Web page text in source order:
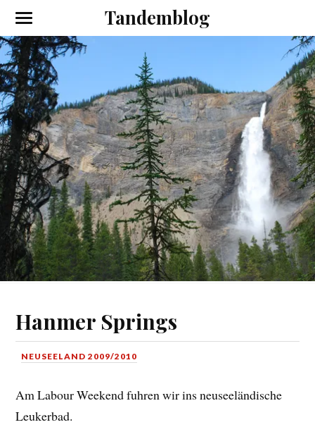
Tandemblog
Hanmer Springs
NEUSEELAND 2009/2010
Am Labour Weekend fuhren wir ins neuseeländische
Leukerbad.